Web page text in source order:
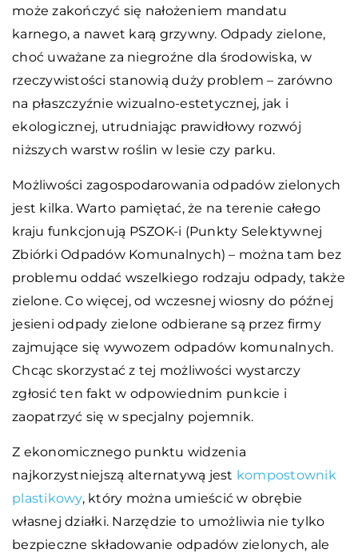
może zakończyć się nałożeniem mandatu
karnego, a nawet karą grzywny. Odpady zielone,
choć uważane za niegroźne dla środowiska, w
rzeczywistości stanowią duży problem – zarówno
na płaszczyźnie wizualno-estetycznej, jak i
ekologicznej, utrudniając prawidłowy rozwój
niższych warstw roślin w lesie czy parku.
Możliwości zagospodarowania odpadów zielonych
jest kilka. Warto pamiętać, że na terenie całego
kraju funkcjonują PSZOK-i (Punkty Selektywnej
Zbiórki Odpadów Komunalnych) – można tam bez
problemu oddać wszelkiego rodzaju odpady, także
zielone. Co więcej, od wczesnej wiosny do późnej
jesieni odpady zielone odbierane są przez firmy
zajmujące się wywozem odpadów komunalnych.
Chcąc skorzystać z tej możliwości wystarczy
zgłosić ten fakt w odpowiednim punkcie i
zaopatrzyć się w specjalny pojemnik.
Z ekonomicznego punktu widzenia
najkorzystniejszą alternatywą jest kompostownik
plastikowy, który można umieścić w obrębie
własnej działki. Narzędzie to umożliwia nie tylko
bezpieczne składowanie odpadów zielonych, ale